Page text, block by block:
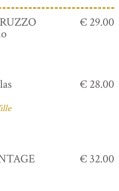
€ 29.00
€ 28.00
€ 32.00